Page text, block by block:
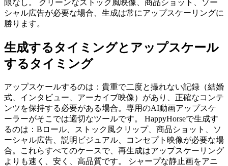
限なし。 クリーンなストック風映像、商品ショット、ソー
シャル広告が必要な場合、生成は常にアップスケーリングに
勝ります。
生成するタイミングとアップスケール
するタイミング
アップスケールするのは：貴重で二度と撮れない記録（結婚
式、インタビュー、アーカイブ映像）があり、正確なコンテ
ンツを保持する必要がある場合。専用のAI動画アップスケ
ーラーがそこでは適切なツールです。 HappyHorseで生成す
るのは：Bロール、ストック風クリップ、商品ショット、ソ
ーシャル広告、説明ビジュアル、コンセプト映像が必要な場
合。これらすべてのケースで、再生成はアップスケーリング
よりも速く、安く、高品質です。 シャープな静止画をアニ